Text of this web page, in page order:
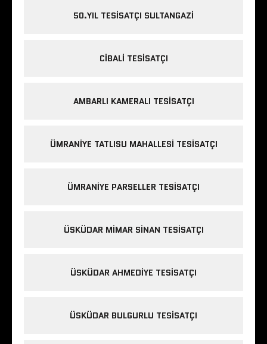
50.YIL TESISATÇI SULTANGAZI
CIBALI TESISATÇI
AMBARLI KAMERALI TESISATÇI
ÜMRANIYE TATLISU MAHALLESI TESISATÇI
ÜMRANIYE PARSELLER TESISATÇI
ÜSKÜDAR MIMAR SINAN TESISATÇI
ÜSKÜDAR AHMEDIYE TESISATÇI
ÜSKÜDAR BULGURLU TESISATÇI